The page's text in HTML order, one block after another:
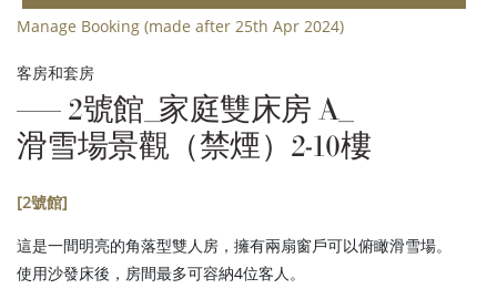
Manage Booking (made after 25th Apr 2024)
客房和套房
2號館_家庭雙床房 A_
滑雪場景觀（禁煙）2-10樓
[2號館]
這是一間明亮的角落型雙人房，擁有兩扇窗戶可以俯瞰滑雪場。
使用沙發床後，房間最多可容納4位客人。